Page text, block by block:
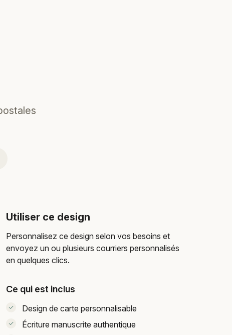
Utiliser ce design
Personnalisez ce design selon vos besoins et
envoyez un ou plusieurs courriers personnalisés
en quelques clics.
Ce qui est inclus
Design de carte personnalisable
Écriture manuscrite authentique